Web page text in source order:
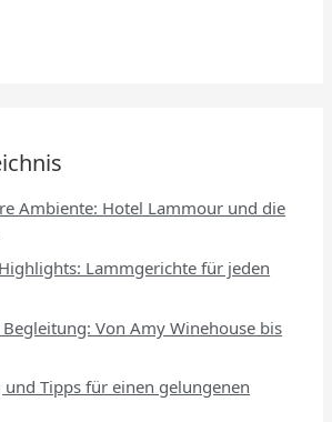
Ambiente: Hotel Lammour und die
Lammgerichte für jeden
Von Amy Winehouse bis
und Tipps für einen gelungenen